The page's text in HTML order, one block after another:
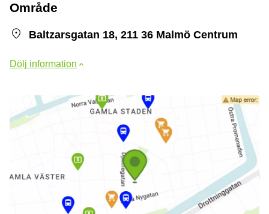
Område
Baltzarsgatan 18, 211 36 Malmö Centrum
Dölj information